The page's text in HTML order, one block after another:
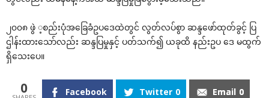
၂၀၀၈ ဖွဲ ့စည်းပုံအ‌ခြေခံဥပ‌ဒေထဲတွင် လွတ်လပ်စွာ ဆန္ဒ‌ဖော်ထုတ်ခွင့် ပြ
ဌါန်းထား‌သော်လည်း ဆန္ဒပြမှုနှင့် ပတ်သက်၍ ယခုထိ နည်းဥပ ‌ဒေ မထွက်
ရှိ‌သေး‌ပေ။
0 Facebook Twitter 0 Email 0